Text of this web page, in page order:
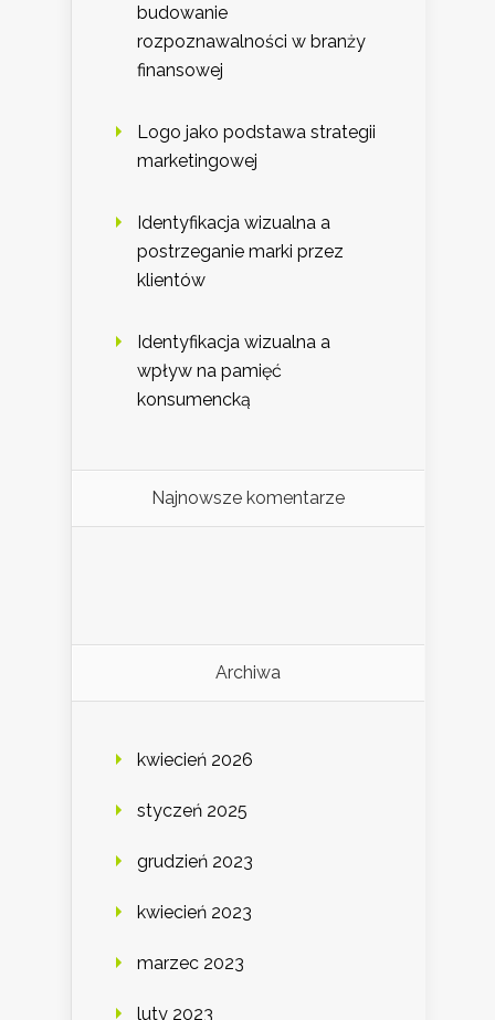
budowanie
rozpoznawalności w branży
finansowej
Logo jako podstawa strategii
marketingowej
Identyfikacja wizualna a
postrzeganie marki przez
klientów
Identyfikacja wizualna a
wpływ na pamięć
konsumencką
Najnowsze komentarze
Archiwa
kwiecień 2026
styczeń 2025
grudzień 2023
kwiecień 2023
marzec 2023
luty 2023